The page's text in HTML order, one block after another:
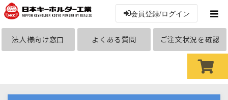
会員登録/ログイン
法人様向け窓口 よくある質問 ご注文状況を確認